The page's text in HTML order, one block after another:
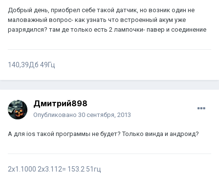
Добрый день, приобрел себе такой датчик, но возник один не
маловажный вопрос- как узнать что встроенный акум уже
разрядился? там де только есть 2 лампочки- павер и соединение
140,39Дб 49Гц
Дмитрий898
Опубликовано 30 сентября, 2013
А для ios такой программы не будет? Только винда и андроид?
2х1.1000 2х3.112= 153.2 51гц